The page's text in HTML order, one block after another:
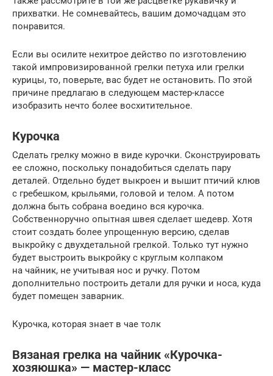
прихватки. Не сомневайтесь, вашим домочадцам это
понравится.
Если вы осилите нехитрое действо по изготовлению
такой импровизированной грелки петуха или грелки
курицы, то, поверьте, вас будет не остановить. По этой
причине предлагаю в следующем мастер-классе
изобразить нечто более восхитительное.
Курочка
Сделать грелку можно в виде курочки. Сконструировать
ее сложно, поскольку понадобиться сделать пару
деталей. Отдельно будет выкроен и вышит птичий клюв
с гребешком, крыльями, головой и телом. А потом
должна быть собрана воедино вся курочка.
Собственноручно опытная швея сделает шедевр. Хотя
стоит создать более упрощенную версию, сделав
выкройку с двухдетальной грелкой. Только тут нужно
будет выстроить выкройку с круглым колпаком
на чайник, не учитывая нос и ручку. Потом
дополнительно построить детали для ручки и носа, куда
будет помещен заварник.
Курочка, которая знает в чае толк
Вязаная грелка на чайник «Курочка-
хозяюшка» — мастер-класс